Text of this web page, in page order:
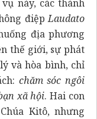
này, các thành
điệpLaudato
địa phương
thế giới, sự phát
và hòa bình, chỉ
chăm sóc ngôi
xã hội. Hai con
Kitô, nhưng